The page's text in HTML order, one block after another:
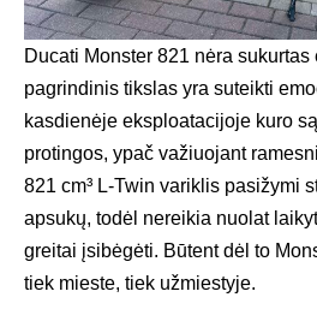
Ducati Monster 821 nėra
pagrindinis tikslas yra suteikti
kasdienėje eksploatacijoje kuro
protingos, ypač važiuojant
821 cm³ L-Twin variklis pasižymi
apsukų, todėl nereikia nuolat
greitai įsibėgėti. Būtent dėl to
tiek mieste, tiek užmiestyje.